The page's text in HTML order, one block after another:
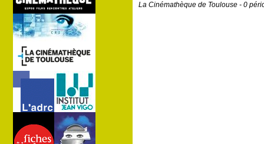
La Cinémathèque de Toulouse - 0